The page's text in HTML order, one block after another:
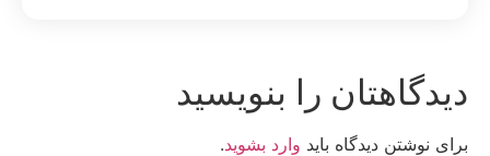
را بنویسید
نوشتن دیدگاه باید وارد بشوید.